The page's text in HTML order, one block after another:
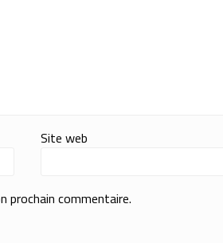
Site web
prochain commentaire.